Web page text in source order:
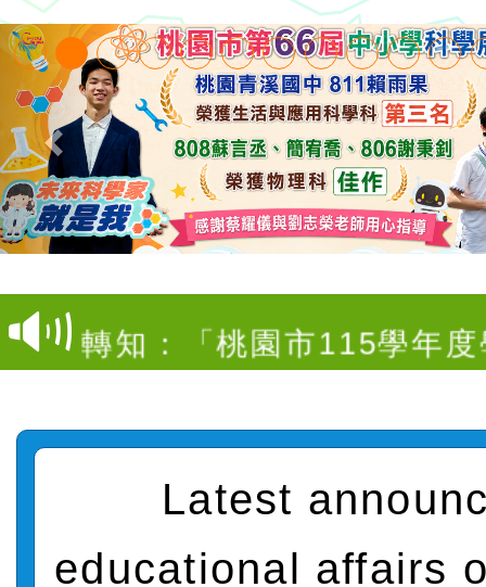
【甄選結果(第4招)】公告
度第1學期第9次代理教師
招)
【甄選結果(第12招)】公
度第1學期第7次代理教師
師生本土語及新住民語歌
轉知：「桃園市115學年
法」
轉知臺中市政府政風處製
牽手，綠能透明齊步走」
轉知：「115學年度全國
賽實施要點」及修正內容
轉知：桃園市115年度『
Latest
educational affairs